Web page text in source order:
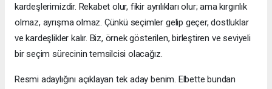
kardeşlerimizdir. Rekabet olur, fikir ayrılıkları olur; ama kırgınlık
olmaz, ayrışma olmaz. Çünkü seçimler gelip geçer, dostluklar
ve kardeşlikler kalır. Biz, örnek gösterilen, birleştiren ve seviyeli
bir seçim sürecinin temsilcisi olacağız.
Resmi adaylığını açıklayan tek aday benim. Elbette bundan